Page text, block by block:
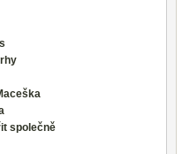
společně